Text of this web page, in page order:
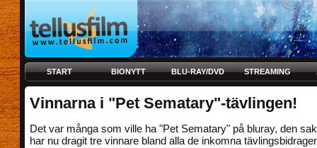
START BIONYTT BLU-RAY/DVD STREAMING
Vinnarna i "Pet Sematary"-tävlingen!
Det var många som ville ha "Pet Sematary" på bluray, den
har nu dragit tre vinnare bland alla de inkomna